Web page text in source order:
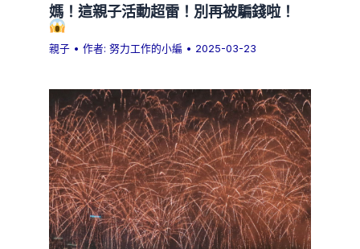
媽！這親子活動超雷！別再被騙錢啦！
親子 • 作者:努力工作的小編 • 2025-03-23